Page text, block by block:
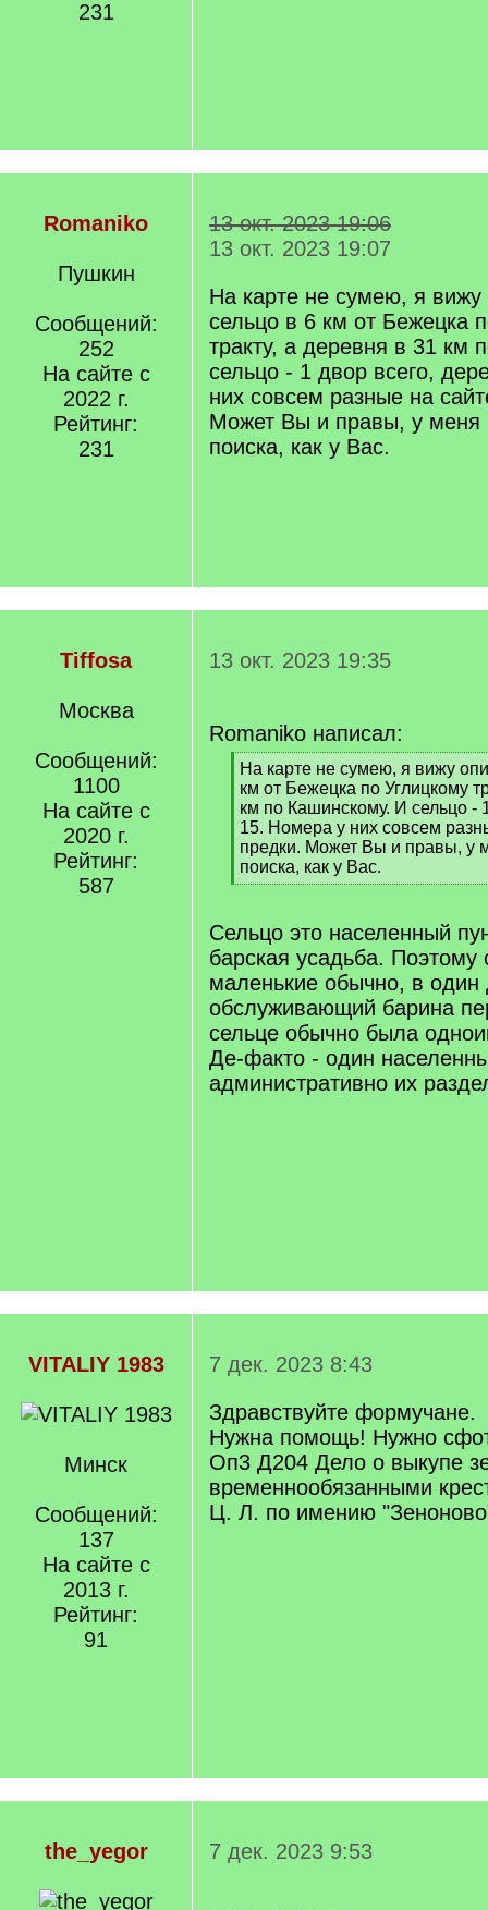
231
Romaniko
Пушкин
Сообщений:
252
На сайте с
2022 г.
Рейтинг:
231
13 окт. 2023 19:06
13 окт. 2023 19:07
На карте не сумею, я вижу
сельцо в 6 км от Бежецка
тракту, а деревня в 31 км
сельцо - 1 двор всего,
них совсем разные на
Может Вы и правы, у меня
поиска, как у Вас.
Tiffosa
Москва
Сообщений:
1100
На сайте с
2020 г.
Рейтинг:
587
13 окт. 2023 19:35
Romaniko написал:
[
q
]
На карте не сумею, я вижу
км от Бежецка по Углицкому
км по Кашинскому. И сельцо -
15. Номера у них совсем
предки. Может Вы и правы, у
поиска, как у Вас.
[
q
Сельцо это населенный
барская усадьба. Поэтому
маленькие обычно, в один
обслуживающий барина
сельце обычно была
Де-факто - один
административно их
VITALIY 1983
Минск
Сообщений:
137
На сайте с
2013 г.
Рейтинг:
91
7 дек. 2023 8:43
Здравствуйте формучане.
Нужна помощь! Нужно
Оп3 Д204 Дело о выкупе
временнообязанными
Ц. Л. по имению
the_yegor 7 дек. 2023 9:53